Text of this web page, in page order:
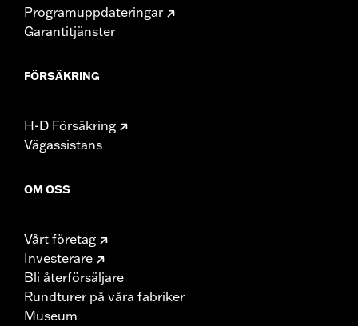
Programuppdateringar
Garantitjänster
FÖRSÄKRING
H-D Försäkring
Vägassistans
OM OSS
Vårt företag
Investerare
Bli återförsäljare
Rundturer på våra fabriker
Museum